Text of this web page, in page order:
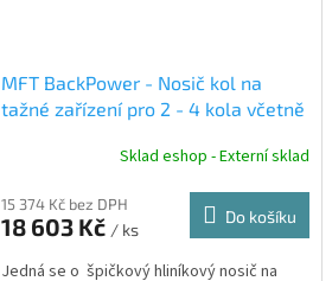
MFT BackPower - Nosič kol na
tažné zařízení pro 2 - 4 kola včetně
Sklad eshop - Externí sklad
15 374 Kč bez DPH
18 603 Kč / ks
Do košíku
Jedná se o špičkový hliníkový nosič na